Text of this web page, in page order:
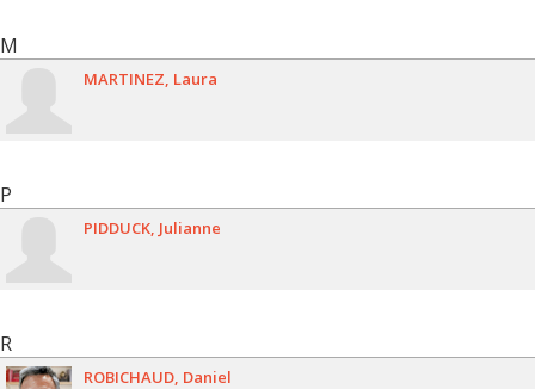
M
MARTINEZ Laura
P
PIDDUCK Julianne
R
ROBICHAUD Daniel